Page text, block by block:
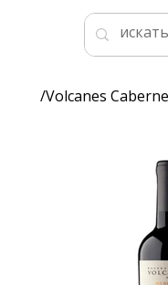
/Volcanes